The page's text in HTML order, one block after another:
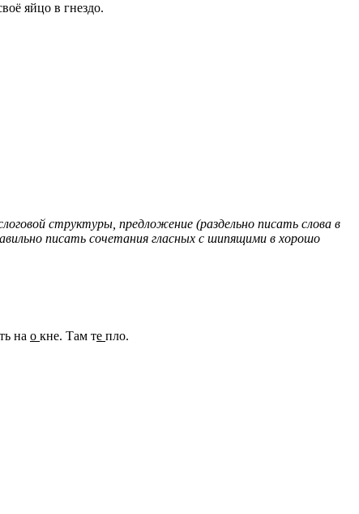
яйцо в гнездо.
структуры, предложение (раздельно писать слова в
писать сочетания гласных с шипящими в хорошо
на о кне. Там те пло.